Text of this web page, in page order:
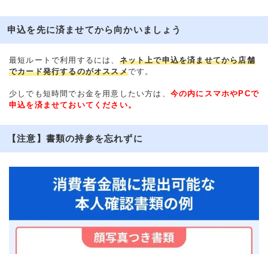
申込を先に済ませてから向かいましょう
最短ルートで利用するには、 ネット上で申込を済ませてから店舗
でカード発行するのがオススメです。
少しでも短時間でお金を用意したい方は、 今の内にスマホやPCで
申込を済ませておいてください。
【注意】書類の持参を忘れずに